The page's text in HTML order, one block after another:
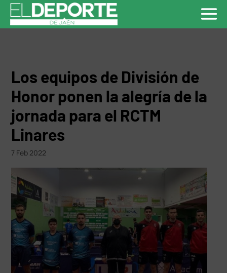
Los equipos de División de
Honor ponen la alegría de la
jornada para el RCTM
Linares
7 Feb 2022